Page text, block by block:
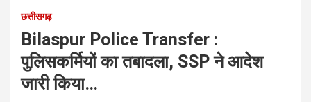
छत्तीसगढ़
Bilaspur Police Transfer :
पुलिसकर्मियों का तबादला, SSP ने आदेश
जारी किया…